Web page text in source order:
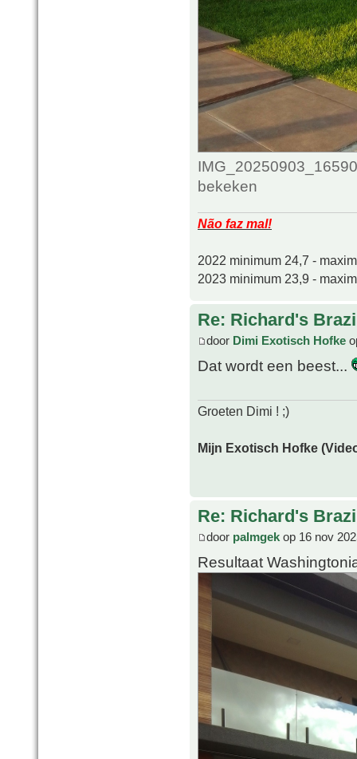
bekeken
Não faz mal!
2022 minimum 24,7 -
2023 minimum 23,9 -
Re: Richard's
door Dimi Exotisch Hofke
Dat wordt een beest...
Groeten Dimi ! ;)
Mijn Exotisch Hofke
Re: Richard's
door palmgek op 16 nov
Resultaat